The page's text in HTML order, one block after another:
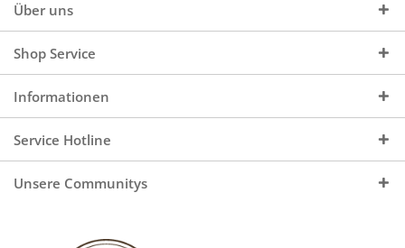
Über uns
Shop Service
Informationen
Service Hotline
Unsere Communitys